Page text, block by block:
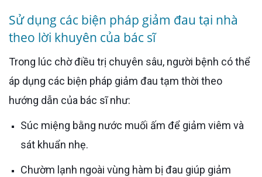
Sử dụng các biện pháp giảm đau tại nhà
theo lời khuyên của bác sĩ
Trong lúc chờ điều trị chuyên sâu, người bệnh có thể
áp dụng các biện pháp giảm đau tạm thời theo
hướng dẫn của bác sĩ như:
Súc miệng bằng nước muối ấm để giảm viêm và
sát khuẩn nhẹ.
Chườm lạnh ngoài vùng hàm bị đau giúp giảm